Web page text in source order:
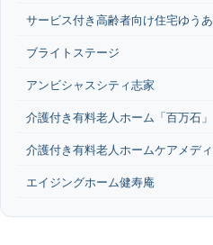
サービス付き高齢者向け住宅ゆう
ブライトステージ
アンビシャスシティ志家
介護付き有料老人ホーム「百万石」
介護付き有料老人ホームケアメデ
エイジングホーム健寿庵